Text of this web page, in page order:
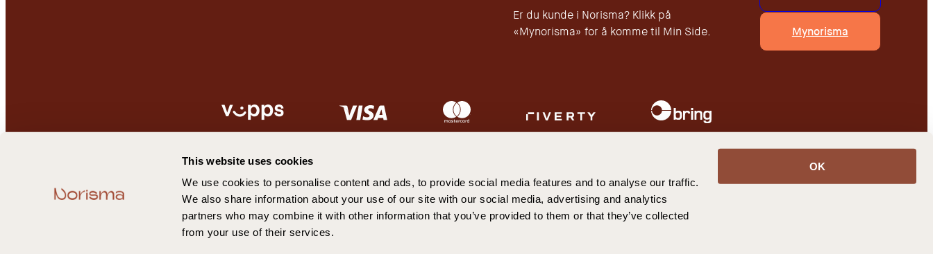
This website uses cookies
We use cookies to personalise content and ads, to provide social media features and to analyse our traffic.
We also share information about your use of our site with our social media, advertising and analytics
partners who may combine it with other information that you’ve provided to them or that they’ve collected
from your use of their services.
OK
Er du kunde i Norisma? Klikk på
«Mynorisma» for å komme til Min Side.
Mynorisma
Les mer om oss her
© 2024 Norisma AS org.nr: 997 355 911, en del av Nutricos Group. Maridalsveien 163, 0461 Oslo.